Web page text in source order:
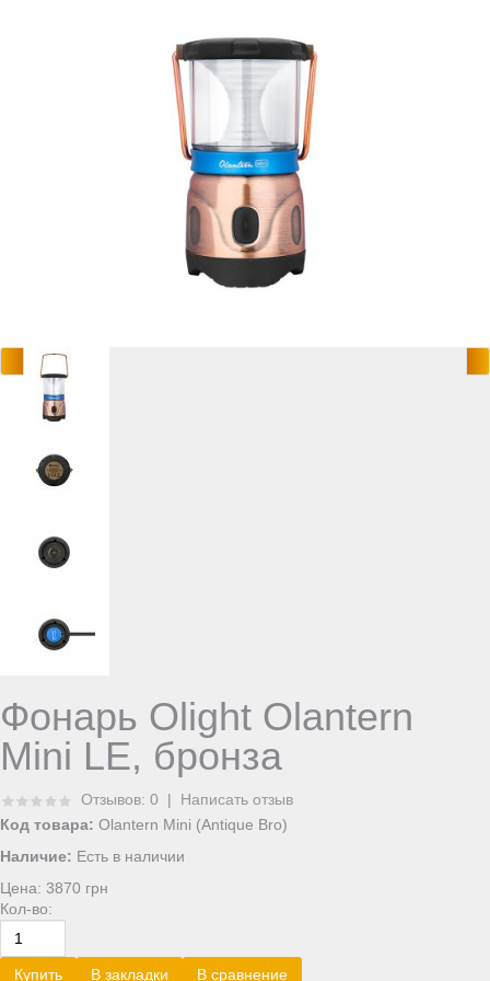
Фонарь Olight Olantern
Mini LE, бронза
Отзывов: 0 | Написать отзыв
Код товара: Olantern Mini (Antique Bro)
Наличие: Есть в наличии
Цена: 3870 грн
Кол-во:
Купить В закладки В сравнение